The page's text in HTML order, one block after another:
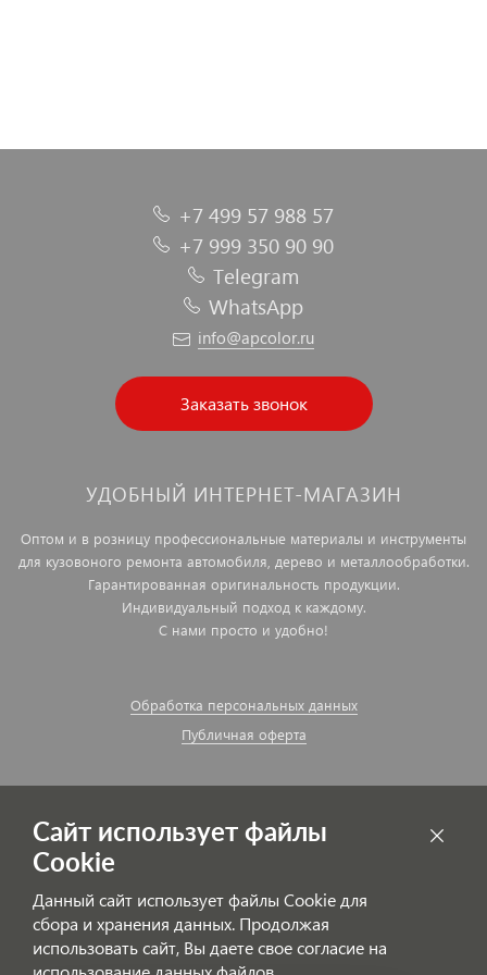
+7 499 57 988 57
+7 999 350 90 90
Telegram
WhatsApp
info@apcolor.ru
Заказать звонок
УДОБНЫЙ ИНТЕРНЕТ-МАГАЗИН
Оптом и в розницу профессиональные материалы и инструменты
для кузовоного ремонта автомобиля, дерево и металлообработки.
Гарантированная оригинальность продукции.
Индивидуальный подход к каждому.
С нами просто и удобно!
Обработка персональных данных
Публичная оферта
Сайт использует файлы
Cookie
Данный сайт использует файлы Cookie для
сбора и хранения данных. Продолжая
использовать сайт, Вы даете свое согласие на